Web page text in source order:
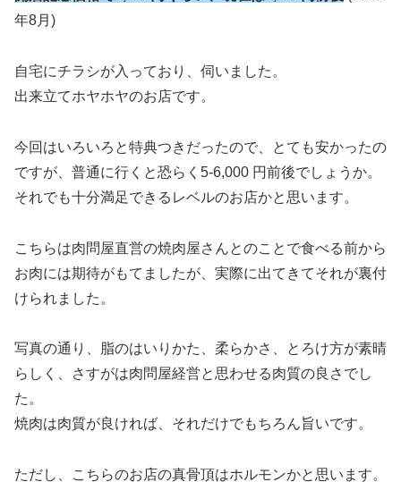
年8月)
自宅にチラシが入っており、伺いました。
出来立てホヤホヤのお店です。
今回はいろいろと特典つきだったので、とても安かったの
ですが、普通に行くと恐らく5-6,000 円前後でしょうか。
それでも十分満足できるレベルのお店かと思います。
こちらは肉問屋直営の焼肉屋さんとのことで食べる前から
お肉には期待がもてましたが、実際に出てきてそれが裏付
けられました。
写真の通り、脂のはいりかた、柔らかさ、とろけ方が素晴
らしく、さすがは肉問屋経営と思わせる肉質の良さでし
た。
焼肉は肉質が良ければ、それだけでもちろん旨いです。
ただし、こちらのお店の真骨頂はホルモンかと思います。